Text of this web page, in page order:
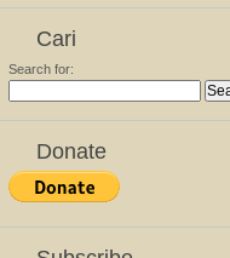
Cari
Search for:
Donate